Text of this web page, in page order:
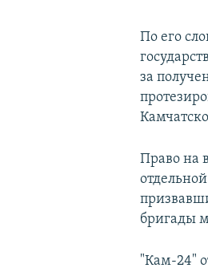
По его
за
Право на
бригады
"Кам-24"